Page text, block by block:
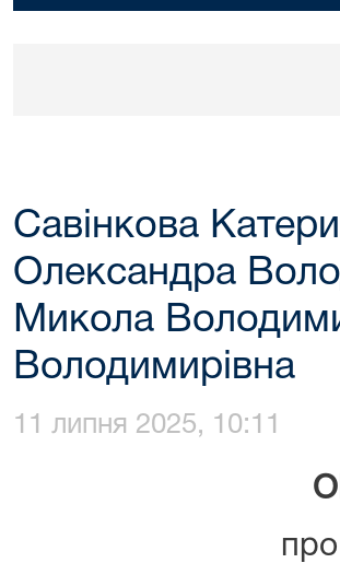
Савінкова
Олександра
Микола
Володимирівна
11 липня 2025, 10:11